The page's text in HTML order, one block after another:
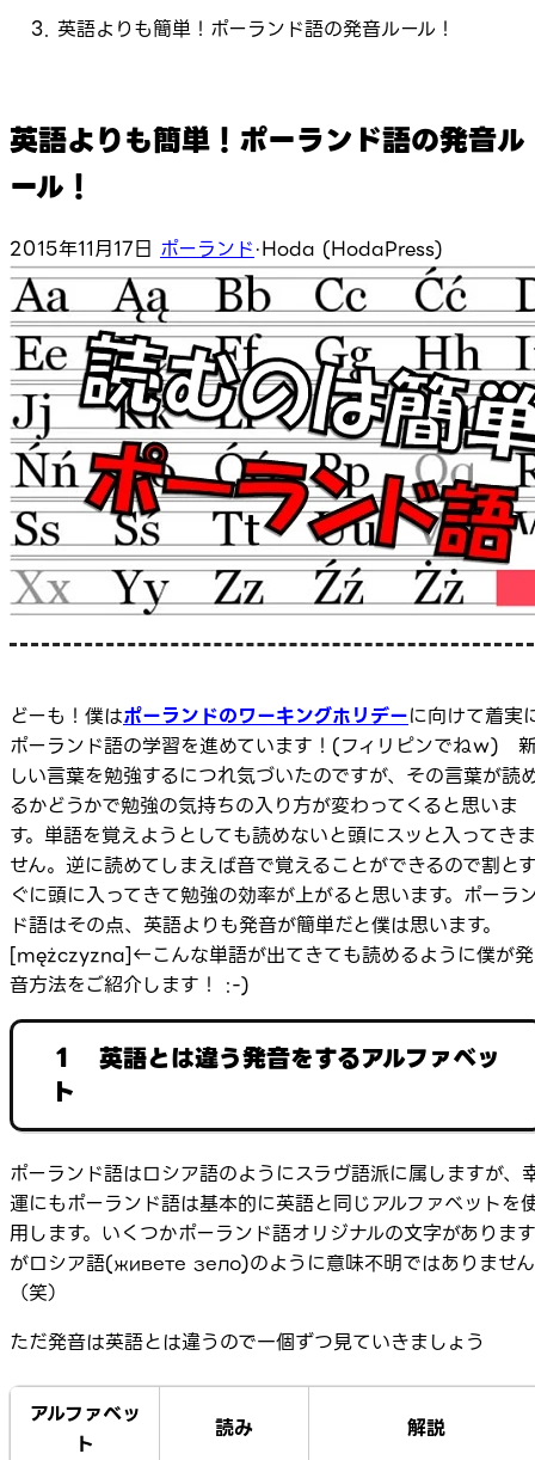
英語よりも簡単！ポーランド語の発音ルール！
英語よりも簡単！ポーランド語の発音ル
ール！
2015年11月17日 ポーランド·Hoda (HodaPress)
どーも！僕はポーランドのワーキングホリデーに向けて着実
ポーランド語の学習を進めています！(フィリピンでねｗ)
しい言葉を勉強するにつれ気づいたのですが、その言葉が読
るかどうかで勉強の気持ちの入り方が変わってくると思いま
す。単語を覚えようとしても読めないと頭にスッと入ってきま
せん。逆に読めてしまえば音で覚えることができるので割と
ぐに頭に入ってきて勉強の効率が上がると思います。ポーラ
ド語はその点、英語よりも発音が簡単だと僕は思います。
[mężczyzna]←こんな単語が出てきても読めるように僕が発
音方法をご紹介します！ :-)
１ 英語とは違う発音をするアルファベッ
ト
ポーランド語はロシア語のようにスラヴ語派に属しますが、
運にもポーランド語は基本的に英語と同じアルファベットを
用します。いくつかポーランド語オリジナルの文字があります
がロシア語(живете зело)のように意味不明ではありません
（笑）
ただ発音は英語とは違うので一個ずつ見ていきましょう
アルファベッ
ト
読み 解説